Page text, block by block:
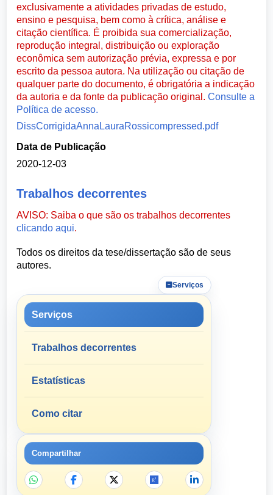
exclusivamente a atividades privadas de estudo,
ensino e pesquisa, bem como à crítica, análise e
citação científica. É proibida sua comercialização,
reprodução integral, distribuição ou exploração
econômica sem autorização prévia, expressa e por
escrito da pessoa autora. Na utilização ou citação de
qualquer parte do documento, é obrigatória a indicação
da autoria e da fonte da publicação original.Consulte a
Política de acesso.
DissCorrigidaAnnaLauraRossicompressed.pdf
Data de Publicação
2020-12-03
Trabalhos decorrentes
AVISO: Saiba o que são os trabalhos decorrentes
clicando aqui.
Todos os direitos da tese/dissertação são de seus
autores.
Serviços
Serviços
Trabalhos decorrentes
Estatísticas
Como citar
Compartilhar